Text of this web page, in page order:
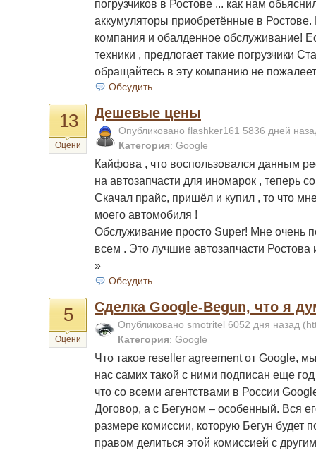
погрузчиков в Ростове ... как нам
аккумуляторы приобретённые в
компания и обалденное обслуживание!
техники , предлогает такие погрузчики
обращайтесь в эту компанию не
Обсудить
13
Оцени
Дешевые цены
Опубликовано flashker161 5836 дней
Категория: Google
Кайфова , что воспользовался данным
на автозапчасти для иномарок , теперь
Скачал прайс, пришёл и купил , то что
моего автомобиля !
Обслуживание просто Super! Мне очень
всем . Это лучшие автозапчасти Ростова
»
Обсудить
5
Оцени
Сделка Google-Begun, что я
Опубликовано smotritel 6052 дня назад (
Категория: Google
Что такое reseller agreement от Google,
нас самих такой с ними подписан еще
что со всеми агентствами в России
Договор, а с Бегуном – особенный. Вся
размере комиссии, которую Бегун будет
правом делиться этой комиссией с